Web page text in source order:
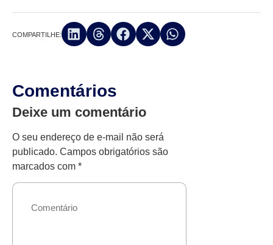
COMPARTILHE:
Comentários
Deixe um comentário
O seu endereço de e-mail não será
publicado. Campos obrigatórios são
marcados com *